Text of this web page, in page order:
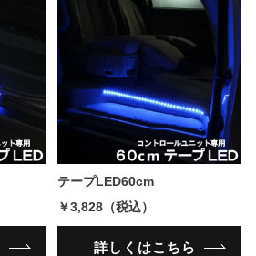
テープLED60cm
￥3,828（税込）
詳しくはこちら